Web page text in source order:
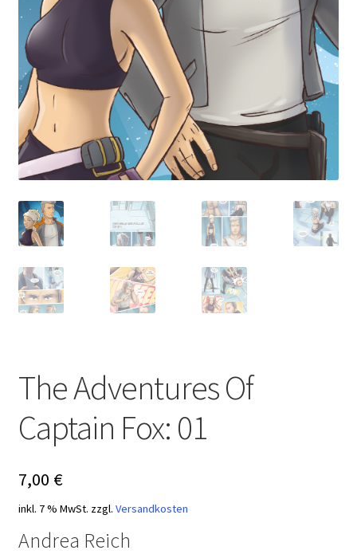
The Adventures Of
Captain Fox: 01
7,00 €
inkl. 7 % MwSt. zzgl. Versandkosten
Andrea Reich